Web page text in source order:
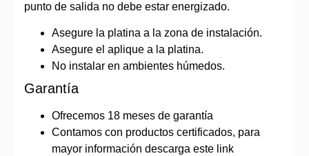
punto de salida no debe estar energizado.
Asegure la platina a la zona de instalación.
Asegure el aplique a la platina.
No instalar en ambientes húmedos.
Garantía
Ofrecemos 18 meses de garantía
Contamos con productos certificados, para
mayor información descarga este link